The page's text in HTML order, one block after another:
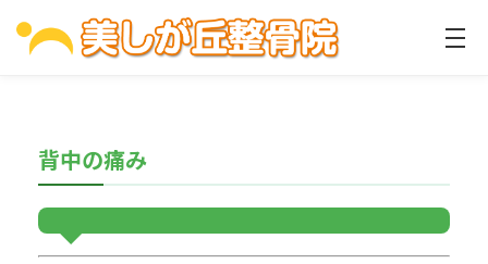
背中の痛み